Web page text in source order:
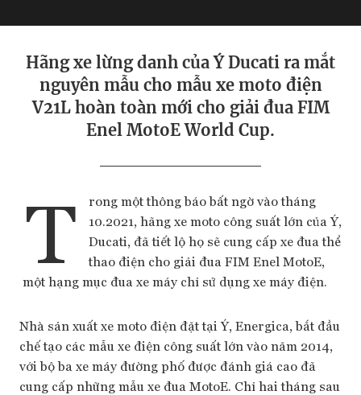
Hãng xe lừng danh của Ý Ducati ra mắt
nguyên mẫu cho mẫu xe moto điện
V21L hoàn toàn mới cho giải đua FIM
Enel MotoE World Cup.
T
rong một thông báo bất ngờ vào tháng
10.2021, hãng xe moto công suất lớn của Ý,
Ducati, đã tiết lộ họ sẽ cung cấp xe đua thể
thao điện cho giải đua FIM Enel MotoE,
một hạng mục đua xe máy chỉ sử dụng xe máy điện.
Nhà sản xuất xe moto điện đặt tại Ý, Energica, bắt đầu
chế tạo các mẫu xe điện công suất lớn vào năm 2014,
với bộ ba xe máy đường phố được đánh giá cao đã
cung cấp những mẫu xe đua MotoE. Chỉ hai tháng sau